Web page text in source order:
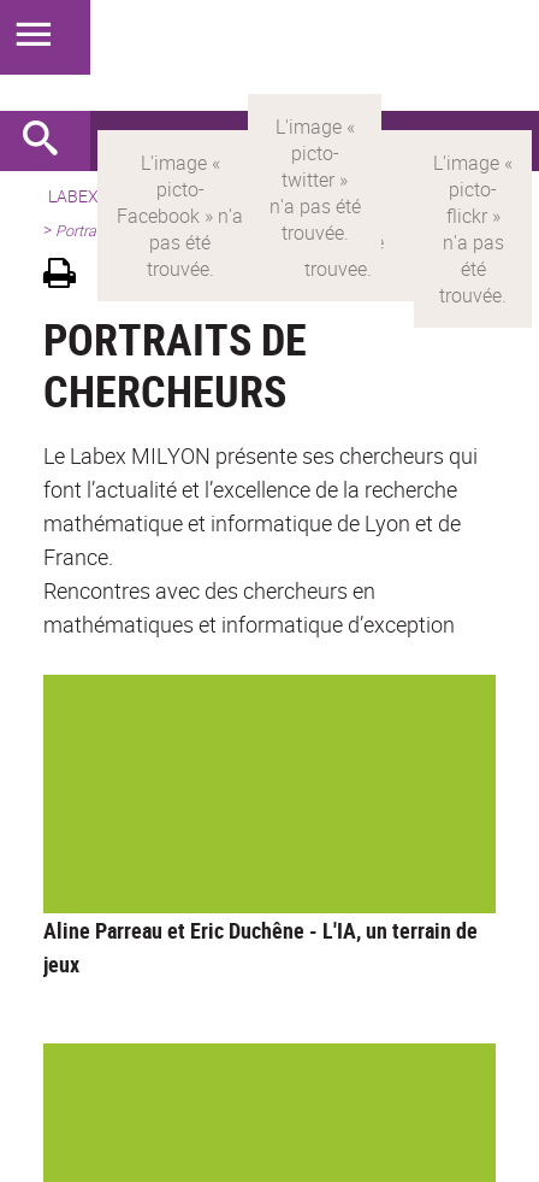
LABEX > LABEX MILYON Version française
Présentation
> Portraits de chercheurs
PORTRAITS DE
CHERCHEURS
Le Labex MILYON présente ses chercheurs qui
font l’actualité et l’excellence de la recherche
mathématique et informatique de Lyon et de
France.
Rencontres avec des chercheurs en
mathématiques et informatique d’exception
Aline Parreau et Eric Duchêne - L'IA, un terrain de
jeux